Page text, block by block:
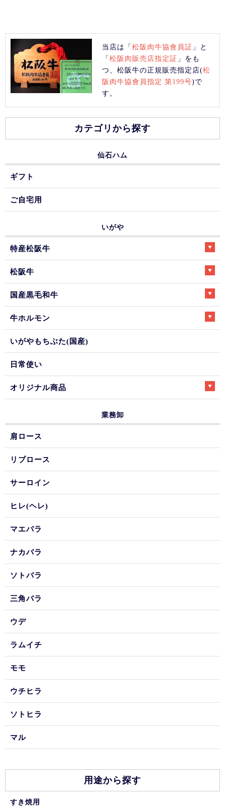
当店は「松阪肉牛協會員証 」と
「松阪肉販売店指定証 」をも
つ、松阪牛の正規販売指定店(松
阪肉牛協會員指定 第199号)で
す。
カテゴリから探す
仙石ハム
ギフト
ご自宅用
いがや
特産松阪牛
松阪牛
国産黒毛和牛
牛ホルモン
いがやもちぶた(国産)
日常使い
オリジナル商品
業務卸
肩ロース
リブロース
サーロイン
ヒレ(ヘレ)
マエバラ
ナカバラ
ソトバラ
三角バラ
ウデ
ラムイチ
モモ
ウチヒラ
ソトヒラ
マル
用途から探す
すき焼用